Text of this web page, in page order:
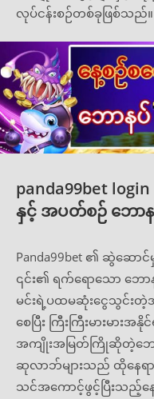
လုပ်ငန်းစဉ်တစ်ခုဖြစ်သည်။
panda99bet
နှင့် အပတ်စဉ် ဘော
Panda99bet ၏ ဆွဲဆေ
၎င်း၏ ရက်ရောသော ဘော
မင်းရဲ့ပထမဆုံးငွေသွင်းတဲ့
စေပြီး ကြီးကြီးမားမာ
အကျိုးအမြတ်ကြိုဆိုတဲ့ဘေ
ဆုလာဘ်များသည် ထိုနေရာ
သင်အကောင့်ဖွင့်ပြီးသည့်န